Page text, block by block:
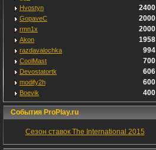
Hvostyn 2400
GopaveC 2000
rmn1x 2000
Akon 1958
razdavalochka 994
CoolMast 700
Devostatortk 606
modify2h 600
Boevik 400
События ProPlay.ru
Сезон ставок The International 2015